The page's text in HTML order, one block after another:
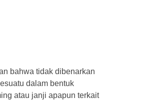
bahwa tidak dibenarkan
dalam bentuk
atau janji apapun terkait